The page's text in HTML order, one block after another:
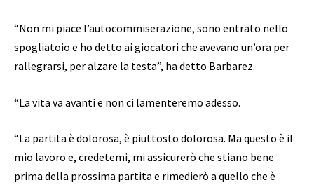
“Non mi piace l’autocommiserazione, sono entrato nello
spogliatoio e ho detto ai giocatori che avevano un’ora per
rallegrarsi, per alzare la testa”, ha detto Barbarez.
“La vita va avanti e non ci lamenteremo adesso.
“La partita è dolorosa, è piuttosto dolorosa. Ma questo è il
mio lavoro e, credetemi, mi assicurerò che stiano bene
prima della prossima partita e rimedierò a quello che è